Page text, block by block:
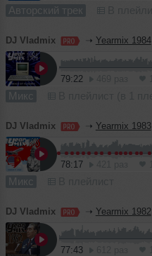
Авторский трек
DJ Vladmix ➝ Yearmix 1984
79:22
Микс
DJ Vladmix ➝ Yearmix 1983
78:17
Микс
DJ Vladmix ➝ Yearmix 1982
77:43